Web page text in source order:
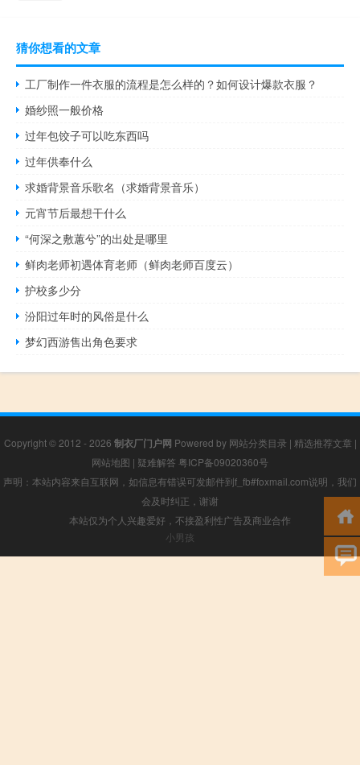
猜你想看的文章
工厂制作一件衣服的流程是怎么样的？如何设计爆款衣服？
婚纱照一般价格
过年包饺子可以吃东西吗
过年供奉什么
求婚背景音乐歌名（求婚背景音乐）
元宵节后最想干什么
“何深之敷蕙兮”的出处是哪里
鲜肉老师初遇体育老师（鲜肉老师百度云）
护校多少分
汾阳过年时的风俗是什么
梦幻西游售出角色要求
Copyright © 2012 - 2026 制衣厂门户网 Powered by 网站分类目录 | 精选推荐文章 |
网站地图 | 疑难解答 粤ICP备09020360号
声明：本站内容来自互联网，如信息有错误可发邮件到f_fb#foxmail.com说明，我们
会及时纠正，谢谢
本站仅为个人兴趣爱好，不接盈利性广告及商业合作
小男孩